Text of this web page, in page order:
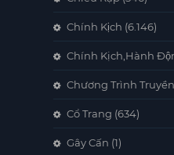
Chính Kịch (6.146)
Chính Kịch,Hành
Chương Trình
Cổ Trang (634)
Gây Cấn (1)